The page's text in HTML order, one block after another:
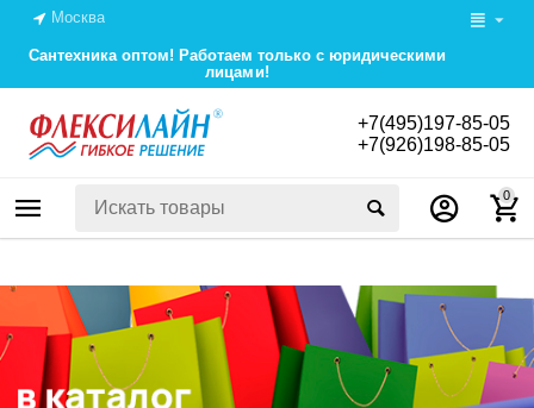
Москва
Сантехника оптом! Работаем только с юридическими
лицами!
+7(495)197-85-05
+7(926)198-85-05
0